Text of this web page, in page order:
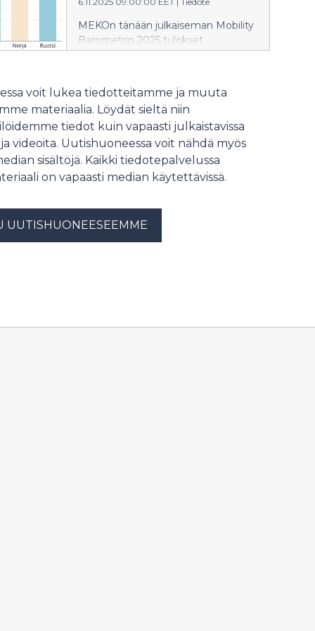
MEKOn tänään julkaiseman Mobility
Barometrin 2025 tulokset
paljastavat: yli 45 % suomalaisista ei
vastustaa bensiiniautojen
myyntikieltoa. Vuoden 2025 Mobility
Barometri paljastaa muutoksen:
sähköautoihin liittyvä epäluulo
kasvaa läpi Pohjoismaiden, ja Suomi
on nyt selvästi skeptisin maa koko
alueella.
voit lukea tiedotteitamme ja muuta
materiaalia. Löydät sieltä niin
tiedot kuin vapaasti julkaistavissa
videoita. Uutishuoneessa voit nähdä myös
sisältöjä. Kaikki tiedotepalvelussa
on vapaasti median käytettävissä.
UUTISHUONEESEEMME